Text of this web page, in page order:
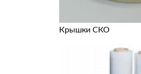
Крышки СКО